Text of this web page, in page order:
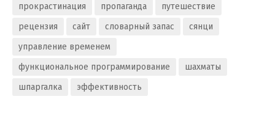
прокрастинация
пропаганда
путешествие
рецензия
сайт словарный запас
сянци
управление временем
функциональное программирование
шахматы
шпаргалка
эффективность